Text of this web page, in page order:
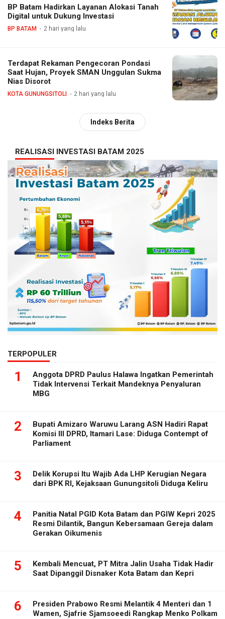
BP Batam Hadirkan Layanan Alokasi Tanah
Digital untuk Dukung Investasi
BP BATAM 2 hari yang lalu
Terdapat Rekaman Pengecoran Pondasi
Saat Hujan, Proyek SMAN Unggulan Sukma
Nias Disorot
KOTA GUNUNGSITOLI 2 hari yang lalu
Indeks Berita
REALISASI INVESTASI BATAM 2025
TERPOPULER
1
Anggota DPRD Paulus Halawa Ingatkan Pemerintah
Tidak Intervensi Terkait Mandeknya Penyaluran
MBG
2
Bupati Amizaro Waruwu Larang ASN Hadiri Rapat
Komisi III DPRD, Itamari Lase: Diduga Contempt of
Parliament
3
Delik Korupsi Itu Wajib Ada LHP Kerugian Negara
dari BPK RI, Kejaksaan Gunungsitoli Diduga Keliru
4
Panitia Natal PGID Kota Batam dan PGIW Kepri 2025
Resmi Dilantik, Bangun Kebersamaan Gereja dalam
Gerakan Oikumenis
5
Kembali Mencuat, PT Mitra Jalin Usaha Tidak Hadir
Saat Dipanggil Disnaker Kota Batam dan Kepri
6
Presiden Prabowo Resmi Melantik 4 Menteri dan 1
Wamen, Sjafrie Sjamsoeedi Rangkap Menko Polkam